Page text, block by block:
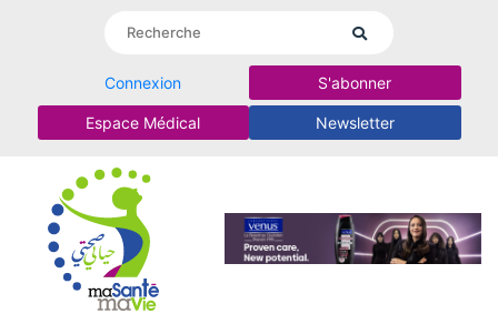
Connexion S'abonner
Espace Médical Newsletter